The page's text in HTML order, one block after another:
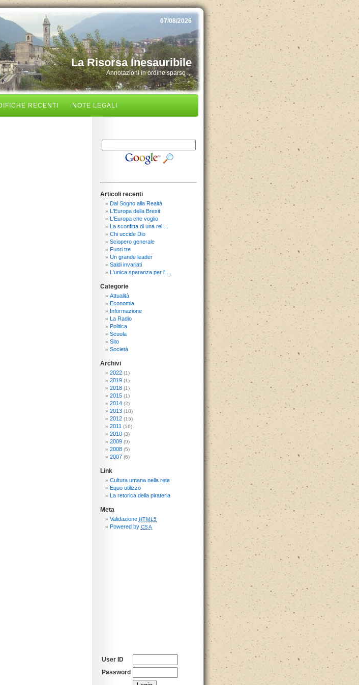
La Risorsa Inesauribile
Annotazioni in ordine sparso ...
07/08/2026
RECENTI NOTE LEGALI
Articoli recenti
Dal Sogno alla Realtà
L'Europa della Brexit
L'Europa che voglio
La sconfitta di una rel ...
Chi uccide Dio
Sciopero generale
Fuori tre
Un grande leader
Saldi invariati
L'unica speranza per l' ...
Categorie
Attualità
Economia
Informazione
La Radio
Politica
Scuola
Sito
Società
Archivi
2022(1)
2019(1)
2018(1)
2015(1)
2014(2)
2013(10)
2012(15)
2011 (16)
2010(3)
2009(9)
2008(5)
2007(6)
Link
Cultura umana nella rete
Equo utilizzo
La retorica della pirateria
Meta
Validazione HTML5
Powered by CSA
User ID
Password